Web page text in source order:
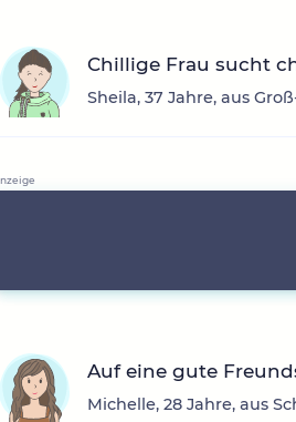
Chillige Frau sucht
Sheila, 37 Jahre, aus
Auf eine gute
Michelle, 28 Jahre, aus